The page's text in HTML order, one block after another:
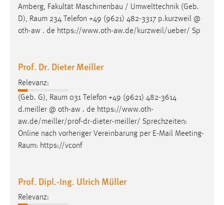
Amberg, Fakultät Maschinenbau / Umwelttechnik (Geb.
D), Raum 234 Telefon +49 (9621) 482-3317 p.kurzweil @
oth-aw . de https://www.oth-aw.de/kurzweil/ueber/ Sp
Prof. Dr. Dieter Meiller
Relevanz:
(Geb. G), Raum 031 Telefon +49 (9621) 482-3614
d.meiller @ oth-aw . de https://www.oth-
aw.de/meiller/prof-dr-dieter-meiller/ Sprechzeiten:
Online nach vorheriger Vereinbarung per E-Mail Meeting-
Raum: https://vconf
Prof. Dipl.-Ing. Ulrich Müller
Relevanz:
Vimeo